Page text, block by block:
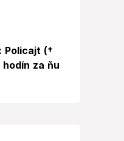
Policajt (†
za ňu